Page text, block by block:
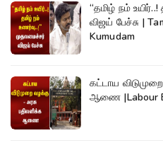
“தமிழ் நம்
விஜய் பேச்சு |
Kumudam
கட்டாய
ஆணை